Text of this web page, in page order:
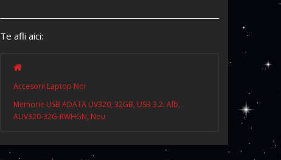
Te afli aici:
Accesorii Laptop Noi
Memorie USB ADATA UV320, 32GB, USB 3.2, Alb,
AUV320-32G-RWHGN, Nou